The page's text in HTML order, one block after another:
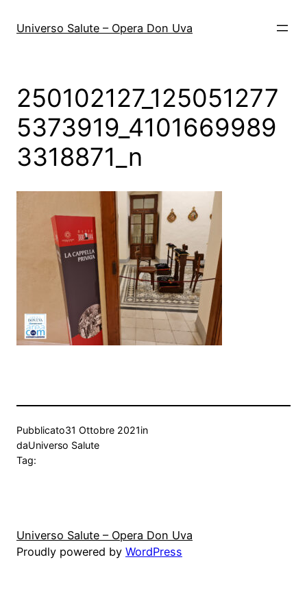
Universo Salute – Opera Don Uva
250102127_125051277
5373919_4101669989
3318871_n
Pubblicato31 Ottobre 2021in
daUniverso Salute
Tag:
Universo Salute – Opera Don Uva
Proudly powered by WordPress